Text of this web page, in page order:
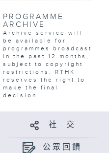
PROGRAMME
ARCHIVE
Archive service will
be available for
programmes broadcast
in the past 12 months,
subject to copyright
restrictions. RTHK
reserves the right to
make the final
decision.
社 交
公眾回饋